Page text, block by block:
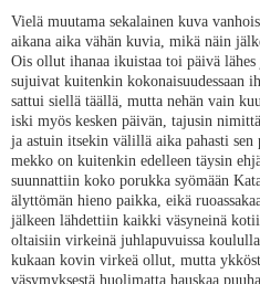
Vielä muutama sekalainen kuva
aikana aika vähän kuvia, mikä näin
Ois ollut ihanaa ikuistaa toi päivä
sujuivat kuitenkin kokonaisuudessaan
sattui siellä täällä, mutta nehän vain
iski myös kesken päivän, tajusin
ja astuin itsekin välillä aika pahasti
mekko on kuitenkin edelleen täysin
suunnattiin koko porukka syömään
älyttömän hieno paikka, eikä
jälkeen lähdettiin kaikki väsyneinä
oltaisiin virkeinä juhlapuvuissa
kukaan kovin virkeä ollut, mutta
väsymyksestä huolimatta hauskaa